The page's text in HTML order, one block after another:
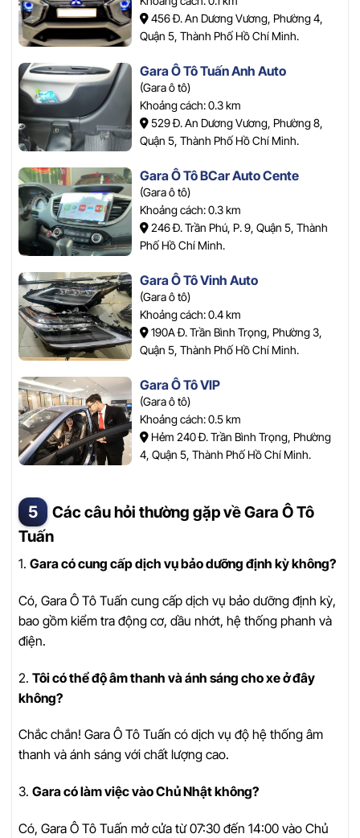
456 Đ. An Dương Vương, Phường 4,
Quận 5, Thành Phố Hồ Chí Minh.
Gara Ô Tô Tuấn Anh Auto
(Gara ô tô)
Khoảng cách: 0.3 km
529 Đ. An Dương Vương, Phường 8,
Quận 5, Thành Phố Hồ Chí Minh.
Gara Ô Tô BCar Auto Cente
(Gara ô tô)
Khoảng cách: 0.3 km
246 Đ. Trần Phú, P. 9, Quận 5, Thành
Phố Hồ Chí Minh.
Gara Ô Tô Vinh Auto
(Gara ô tô)
Khoảng cách: 0.4 km
190A Đ. Trần Bình Trọng, Phường 3,
Quận 5, Thành Phố Hồ Chí Minh.
Gara Ô Tô VIP
(Gara ô tô)
Khoảng cách: 0.5 km
Hẻm 240 Đ. Trần Bình Trọng, Phường
4, Quận 5, Thành Phố Hồ Chí Minh.
Các câu hỏi thường gặp về Gara Ô Tô
Tuấn
1. Gara có cung cấp dịch vụ bảo dưỡng định kỳ không?
Có, Gara Ô Tô Tuấn cung cấp dịch vụ bảo dưỡng định kỳ,
bao gồm kiểm tra động cơ, dầu nhớt, hệ thống phanh và
điện.
2. Tôi có thể độ âm thanh và ánh sáng cho xe ở đây
không?
Chắc chắn! Gara Ô Tô Tuấn có dịch vụ độ hệ thống âm
thanh và ánh sáng với chất lượng cao.
3. Gara có làm việc vào Chủ Nhật không?
Có, Gara Ô Tô Tuấn mở cửa từ 07:30 đến 14:00 vào Chủ